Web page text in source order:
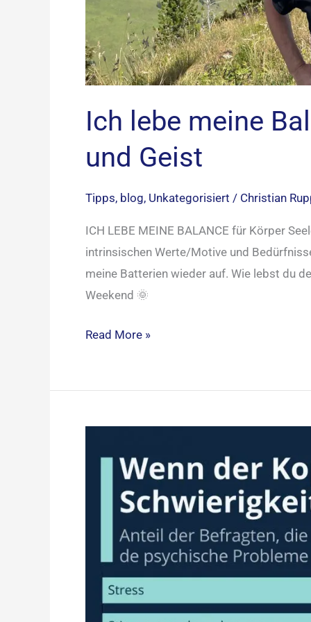
Ich lebe meine
und Geist
Tipps, blog, Unkategorisiert / Christian
ICH LEBE MEINE BALANCE für Körper
intrinsischen Werte/Motive und
meine Batterien wieder auf. Wie lebst du
Weekend 🌞
Read More »
Statistiken
psychischen
Wenn
Kopf